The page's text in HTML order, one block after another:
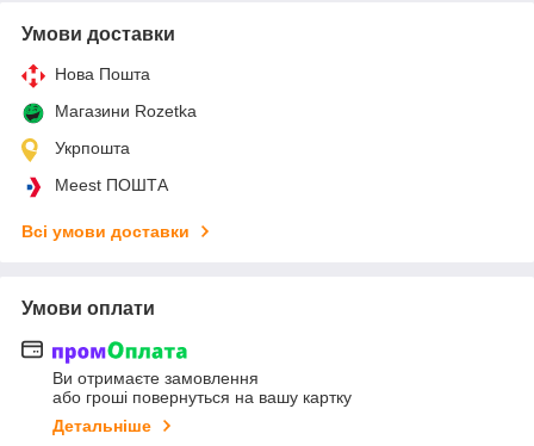
Умови доставки
Нова Пошта
Магазини Rozetka
Укрпошта
Meest ПОШТА
Всі умови доставки
Умови оплати
Ви отримаєте замовлення
або гроші повернуться на вашу картку
Детальніше